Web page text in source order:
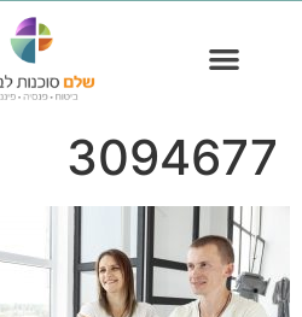
3094677